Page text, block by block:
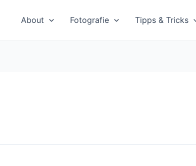
About Fotografie Tipps & Tricks